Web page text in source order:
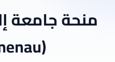
منحة جامعة
(TU Ilmenau)